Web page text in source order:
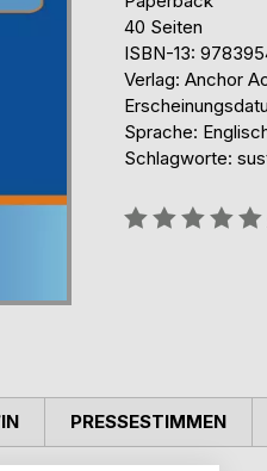
40 Seiten
ISBN-13:
Verlag: Anchor
Sprache:
Schlagworte:
Bewertung::
PRESSESTIMMEN